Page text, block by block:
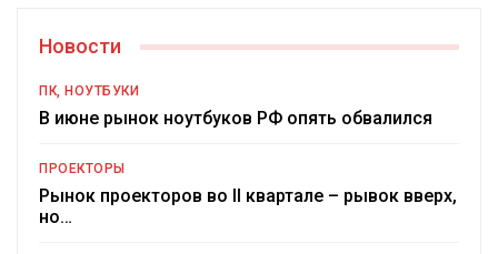
Новости
ПК, НОУТБУКИ
В июне рынок ноутбуков РФ опять обвалился
ПРОЕКТОРЫ
Рынок проекторов во II квартале – рывок вверх,
но…